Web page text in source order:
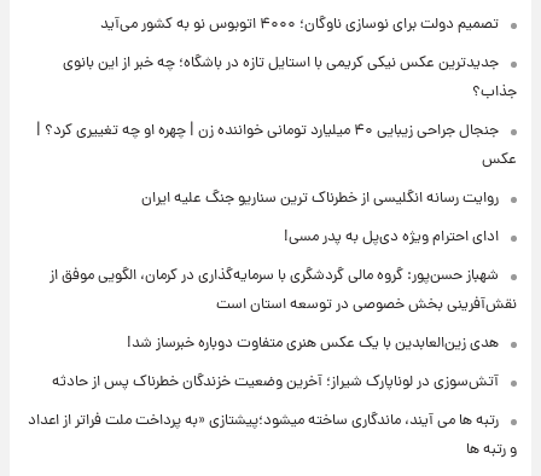
تصمیم دولت برای نوسازی ناوگان؛ ۴۰۰۰ اتوبوس نو به کشور می‌آید
جدیدترین عکس نیکی کریمی با استایل تازه در باشگاه؛ چه خبر از این بانوی
جذاب؟
جنجال جراحی زیبایی ۴۰ میلیارد تومانی خواننده زن | چهره او چه تغییری کرد؟ |
عکس
روایت رسانه انگلیسی از خطرناک ترین سناریو جنگ علیه ایران
ادای احترام ویژه دی‌پل به پدر مسی!
شهباز حسن‌پور: گروه مالی گردشگری با سرمایه‌گذاری در کرمان، الگویی موفق از
نقش‌آفرینی بخش خصوصی در توسعه استان است
هدی زین‌العابدین با یک عکس هنری متفاوت دوباره خبرساز شد!
آتش‌سوزی در لوناپارک شیراز؛ آخرین وضعیت خزندگان خطرناک پس از حادثه
رتبه ها می آیند، ماندگاری ساخته میشود؛پیشتازی «به پرداخت ملت فراتر از اعداد
و رتبه ها